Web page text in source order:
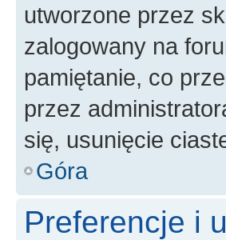
utworzone przez
zalogowany na
pamiętanie, co
przez
się, usunięcie
Góra
Preferencje i